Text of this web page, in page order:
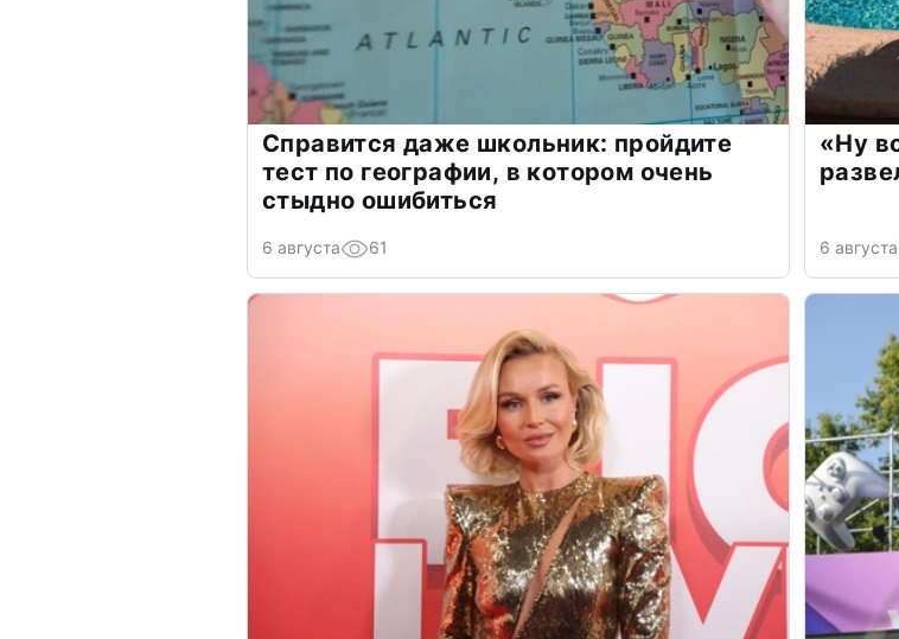
Справится даже школьник: пройдите
тест по географии, в котором очень
стыдно ошибиться
6 августа 61
«Ну
6 августа